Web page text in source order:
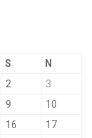
S N
2
3
9
10
16
17